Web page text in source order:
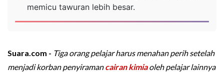
memicu tawuran lebih besar.
Suara.com - Tiga orang pelajar harus menahan perih setelah
menjadi korban penyiramancairan kimiaoleh pelajar lainnya